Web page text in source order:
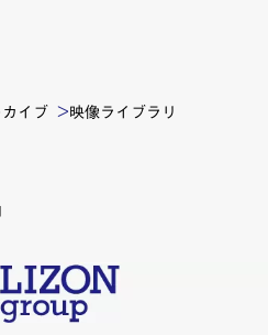
イブ 映像ライブラリ